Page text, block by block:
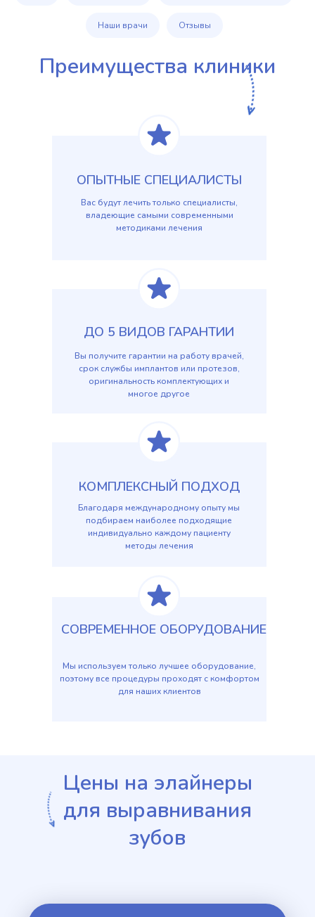
Наши врачи Отзывы
Преимущества клиники
СОВРЕМЕННОЕ ОБОРУДОВАНИЕ
КОМПЛЕКСНЫЙ ПОДХОД
ДО 5 ВИДОВ ГАРАНТИИ
ОПЫТНЫЕ СПЕЦИАЛИСТЫ
Вас будут лечить только специалисты,
владеющие самыми современными
методиками лечения
Вы получите гарантии на работу врачей,
срок службы имплантов или протезов,
оригинальность комплектующих и
многое другое
Мы используем только лучшее оборудование,
поэтому все процедуры проходят с комфортом
для наших клиентов
Благодаря международному опыту мы
подбираем наиболее подходящие
индивидуально каждому пациенту
методы лечения
Цены на элайнеры
для выравнивания
зубов